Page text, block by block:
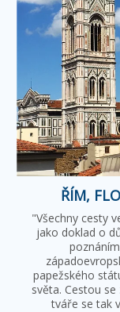
ŘÍM,
"Všechny cesty
jako doklad o
papežského
světa. Cestou
tváře se tak